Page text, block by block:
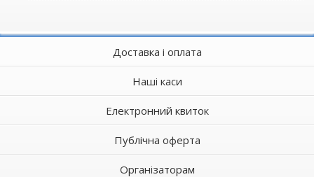
Доставка і оплата
Наші каси
Електронний квиток
Публічна оферта
Організаторам